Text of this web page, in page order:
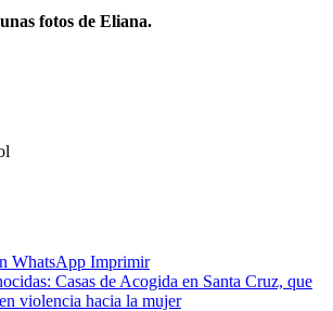
fotos de Eliana.
WhatsApp Imprimir
Casas de Acogida en Santa Cruz, que
violencia hacia la mujer